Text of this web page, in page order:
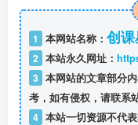
1 本网站名称： 创
2 本站永久网址：
3 本网站的文章部分
考，如有侵权，请联系
4 本站一切资源不代